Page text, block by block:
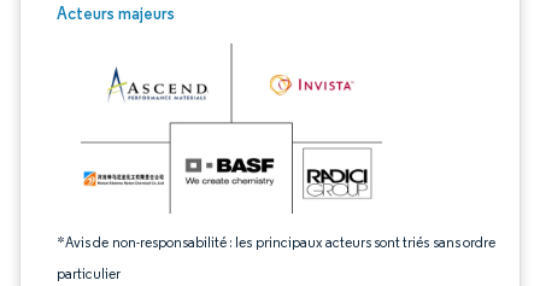
Acteurs majeurs
*Avis de non-responsabilité : les principaux acteurs sont triés sans ordre
particulier
Image © Mordor Intelligence. La réutilisation nécessite une attribution sous CC